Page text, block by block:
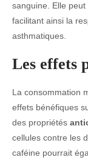
sanguine. Elle
facilitant ainsi la
asthmatiques.
Les effets
La consommation
effets bénéfiques
des propriétés
cellules contre les
caféine pourrait